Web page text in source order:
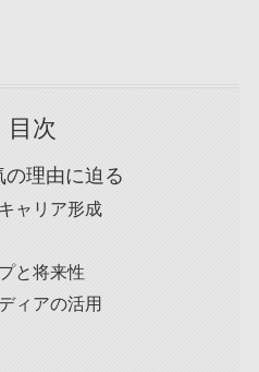
目次
理由に迫る
ャリア形成
と将来性
ィアの活用